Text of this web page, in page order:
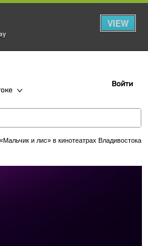
VIEW
Войти
и лис» в кинотеатрах Владивостока. Купить билеты!